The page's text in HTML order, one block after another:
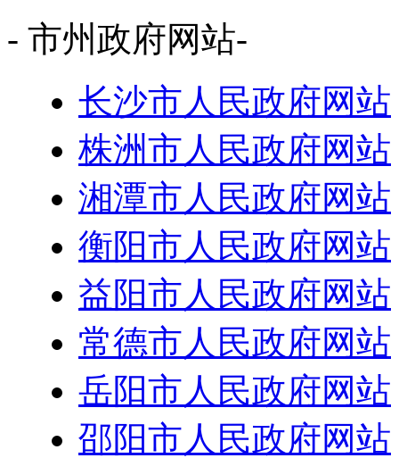
- 市州政府网站-
长沙市人民政府网站
株洲市人民政府网站
湘潭市人民政府网站
衡阳市人民政府网站
益阳市人民政府网站
常德市人民政府网站
岳阳市人民政府网站
邵阳市人民政府网站